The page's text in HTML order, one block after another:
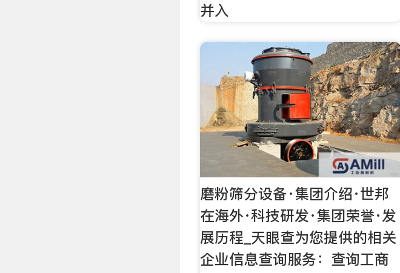
并入
磨粉筛分设备·集团介绍·世邦
在海外·科技研发·集团荣誉·发
展历程_天眼查为您提供的相关
企业信息查询服务：查询工商